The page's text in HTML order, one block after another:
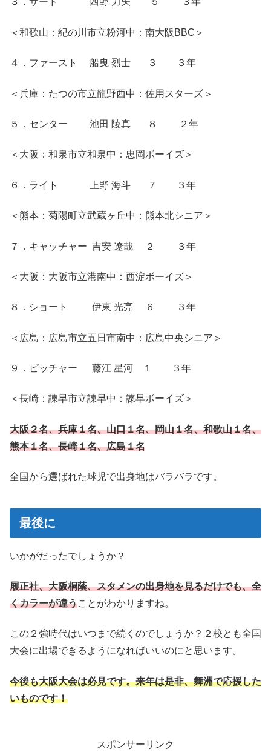
＜和歌山：紀の川市立粉河中：南大阪BBC＞
４．ファースト 船曳 烈士 ３ ３年
＜兵庫：たつの市立龍野西中：佐用スターズ＞
５．センター 池田 陵真 ８ ２年
＜大阪：和泉市立和泉中：忠岡ボーイズ＞
６．ライト 上野 海斗 ７ ３年
＜熊本：菊陽町立武蔵ヶ丘中：熊本北シニア＞
７．キャッチャー 吉安 遼哉 ２ ３年
＜大阪：大阪市立港南中：西淀ボーイズ＞
８．ショート 伊東 光亮 ６ ３年
＜広島：広島市立五日市南中：広島中央シニア＞
９．ピッチャー 藤江 星河 １ ３年
＜長崎：諫早市立諫早中：諫早ボーイズ＞
大阪２名、兵庫１名、山口１名、岡山１名、和歌山１名、
熊本１名、長崎１名、広島１名
全国から選ばれた球児で出身地はバラバラです。
最後に
いかがだったでしょうか？
履正社、大阪桐蔭、スタメンの出身地を見るだけでも、全
くカラーが違うことがわかりますね。
この２強時代はいつまで続くのでしょうか？２校とも全国
大会に出場できるようになればいいのにと思います。
今後も大阪大会は必見です。来年は是非、舞洲で応援した
いものです！
スポンサーリンク